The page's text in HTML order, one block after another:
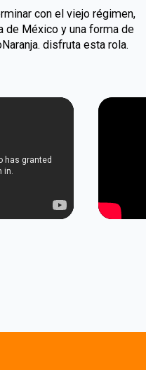
con el viejo régimen,
de México y una forma de
disfruta esta rola.